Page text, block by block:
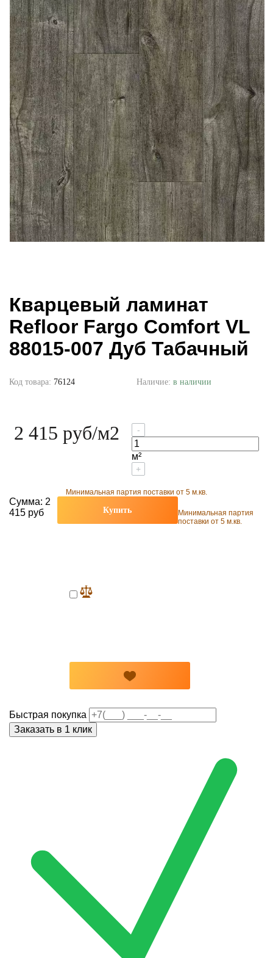
Кварцевый ламинат
Refloor Fargo Comfort VL
88015-007 Дуб Табачный
Код товара: 76124 Наличие: в наличии
2 415 руб/м2 -
м²
+
Минимальная партия поставки от 5 м.кв.
Сумма: 2
415 руб
Купить
Минимальная партия
поставки от 5 м.кв.
Быстрая покупка